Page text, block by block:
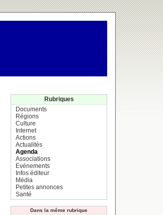
Rubriques
Documents
Régions
Culture
Internet
Actions
Actualités
Agenda
Associations
Evénements
Infos éditeur
Média
Petites annonces
Santé
Dans la même rubrique